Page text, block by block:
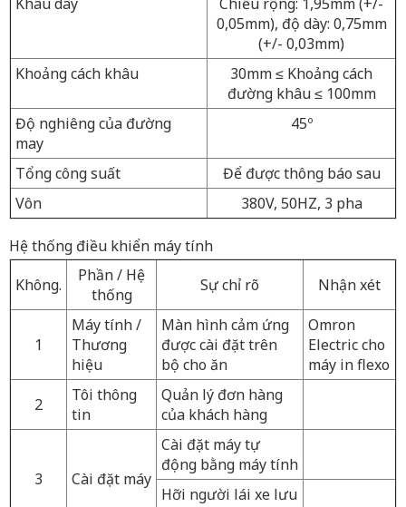
0,05mm), độ dày: 0,75mm
(+/- 0,03mm)
Khoảng cách khâu
30mm≤ Khoảng cách
đường khâu≤ 100mm
Độ nghiêng của đường
may
45º
Tổng công suất
Để được thông báo sau
Vôn
380V, 50HZ, 3 pha
Hệ thống điều khiển máy tính
Không.
Phần / Hệ
thống
Sự chỉ rõ Nhận xét
1
Máy tính /
Thương
hiệu
Màn hình cảm ứng
được cài đặt trên
bộ cho ăn
Omron
Electric cho
máy in flexo
2
Tôi thông
tin
Quản lý đơn hàng
của khách hàng
3 Cài đặt máy
Cài đặt máy tự
động bằng máy tính
Hỡi người lái xe lưu